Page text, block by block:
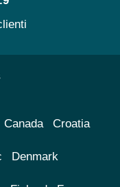
Canada Croatia
Denmark